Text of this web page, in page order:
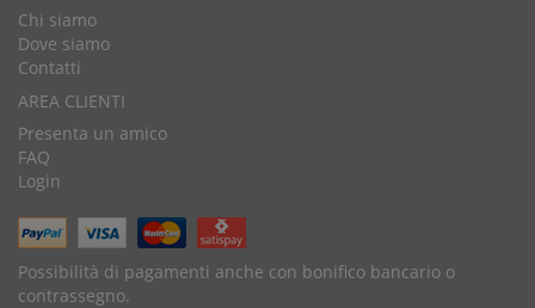
Chi siamo
Dove siamo
Contatti
AREA CLIENTI
Presenta un amico
FAQ
Login
Possibilità di pagamenti anche con bonifico bancario o
contrassegno.